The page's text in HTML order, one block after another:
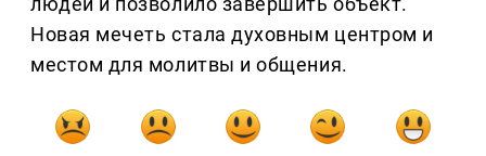
Новая мечеть стала духовным центром и
местом для молитвы и общения.